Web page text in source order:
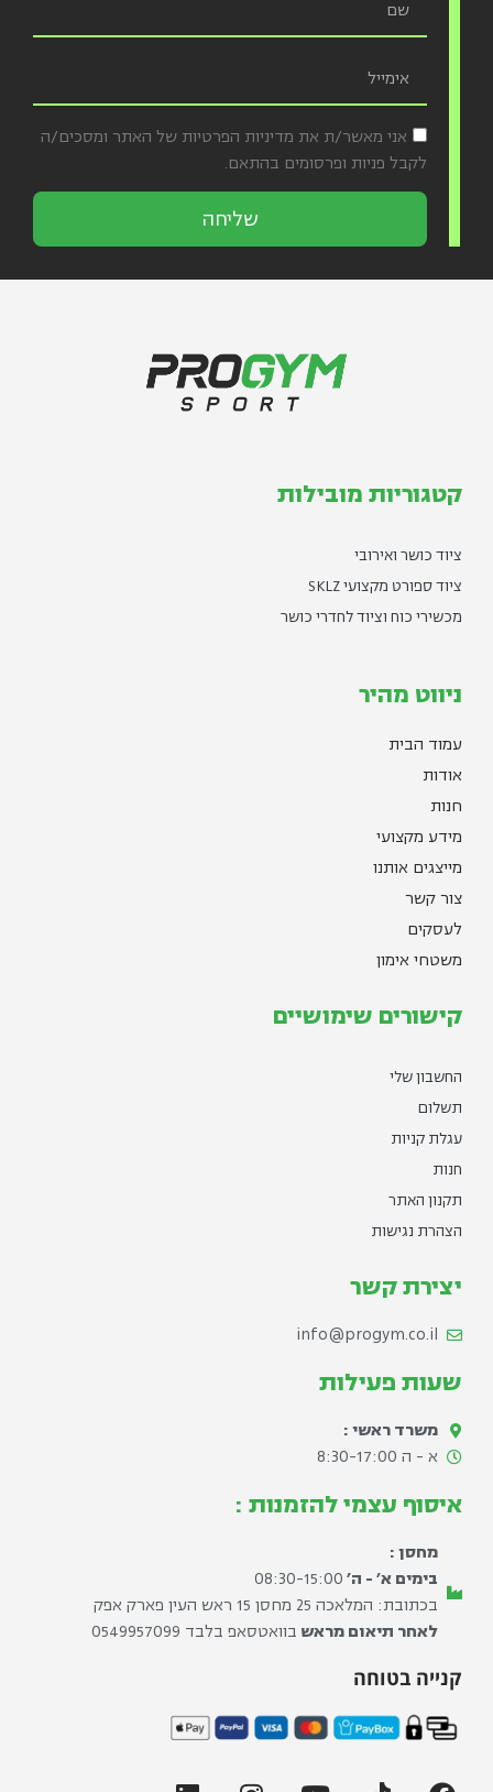
אני מאשר/ת את מדיניות הפרטיות של האתר ומסכים/ה
לקבל פניות ופרסומים בהתאם.
שליחה
קטגוריות מובילות
ציוד כושר ואירובי
ציוד ספורט מקצועי SKLZ
מכשירי כוח וציוד לחדרי כושר
ניווט מהיר
עמוד הבית
אודות
חנות
מידע מקצועי
מייצגים אותנו
צור קשר
לעסקים
משטחי אימון
קישורים שימושיים
החשבון שלי
תשלום
עגלת קניות
חנות
תקנון האתר
הצהרת נגישות
יצירת קשר
info@progym.co.il
שעות פעילות
משרד ראשי :
א - ה 8:30-17:00​
איסוף עצמי להזמנות :
מחסן :
בימים א׳ - ה׳08:30-15:00
בכתובת: המלאכה 25 מחסן 15 ראש העין פארק אפק
לאחר תיאום מראש בוואטסאפ בלבד ⁦0549957099⁩
קנייה בטוחה